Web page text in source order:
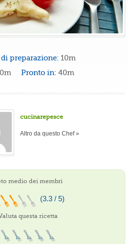
preparazione: 10m
Pronto in: 40m
cucinarepesce
Altro da questo Chef »
medio dei membri
(3.3 / 5)
questa ricetta